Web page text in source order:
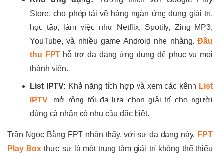
Store, cho phép tải về hàng ngàn ứng dụng giải trí,
học tập, làm việc như Netflix, Spotify, Zing MP3,
YouTube, và nhiều game Android nhẹ nhàng. Đầu
thu FPThỗ trợ đa dạng ứng dụng để phục vụ mọi
thành viên.
List IPTV: Khả năng tích hợp và xem các kênh List
IPTV, mở rộng tối đa lựa chọn giải trí cho người
dùng cá nhân có nhu cầu đặc biệt.
Trần Ngọc Bằng FPT nhận thấy, với sự đa dạng này, FPT
Play Box thực sự là một trung tâm giải trí không thể thiếu